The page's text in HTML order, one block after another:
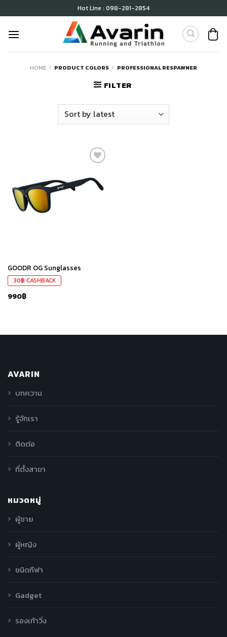
to
content
Hot Line : 098-281-2854
HOME / PRODUCT COLORS / PROFESSIONAL RESPAWNER
FILTER
เก็บ
ใน
สินค้า
GOODR OG Sunglasses
30฿ CASHBACK
990฿
AVARIN
บทความ
รู้จักเรา
ติดต่อ
ที่ตั้งสาขา
หมวดหมู่
ผู้ชาย
ผู้หญิง
ชนิดกีฬา
Gadget
รองเท้าวิ่ง